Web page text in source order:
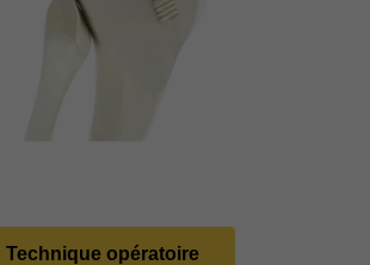
Technique opératoire